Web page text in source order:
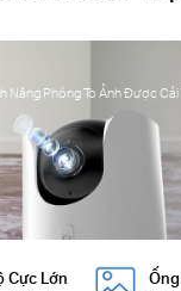
Năng Phóng To Ảnh Được Cải
Cực Lớn